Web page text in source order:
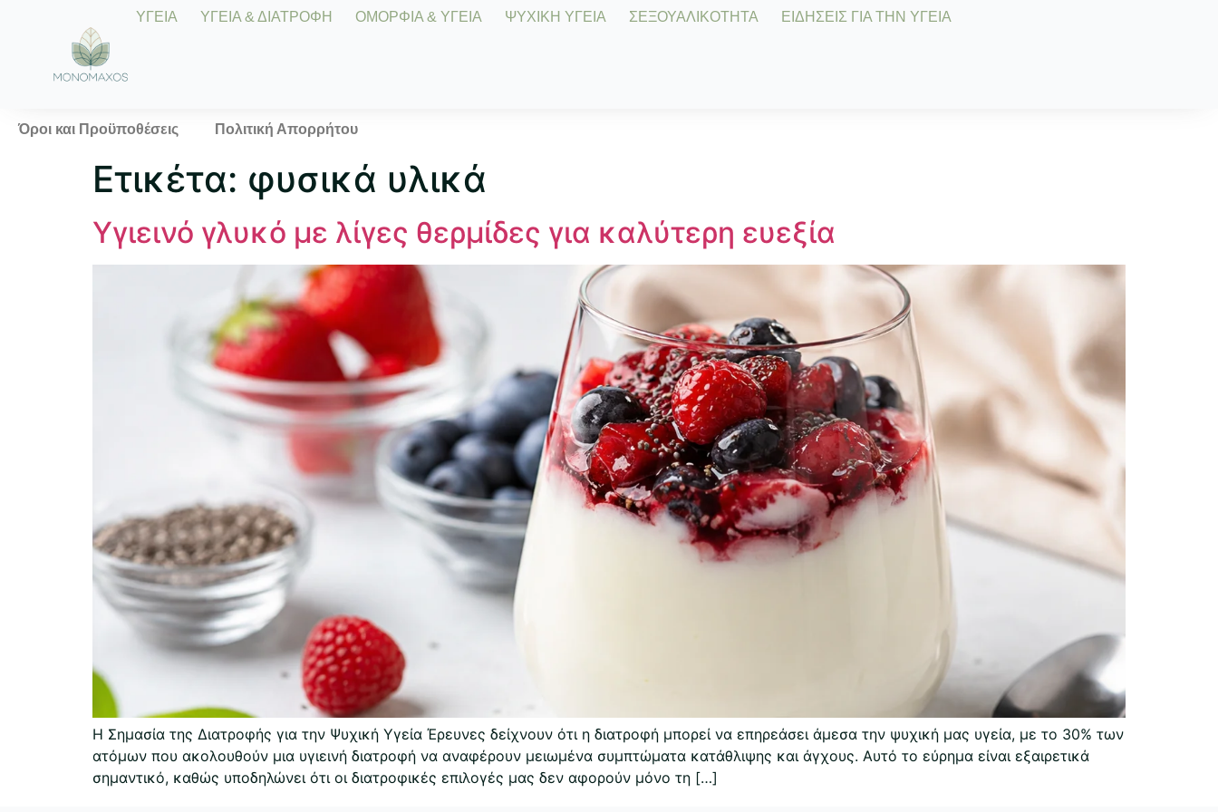
ΥΓΕΙΑ ΥΓΕΙΑ & ΔΙΑΤΡΟΦΗ ΟΜΟΡΦΙΑ & ΥΓΕΙΑ ΨΥΧΙΚΗ ΥΓΕΙΑ ΣΕΞΟΥΑΛΙΚΟΤΗΤΑ ΕΙΔΗΣΕΙΣ ΓΙΑ ΤΗΝ ΥΓΕΙΑ
Όροι και Προϋποθέσεις Πολιτική Απορρήτου
Ετικέτα: φυσικά υλικά
Υγιεινό γλυκό με λίγες θερμίδες για καλύτερη ευεξία
Η Σημασία της Διατροφής για την Ψυχική Υγεία Έρευνες δείχνουν ότι η διατροφή μπορεί να επηρεάσει άμεσα την ψυχική μας υγεία, με το 30% των
ατόμων που ακολουθούν μια υγιεινή διατροφή να αναφέρουν μειωμένα συμπτώματα κατάθλιψης και άγχους. Αυτό το εύρημα είναι εξαιρετικά
σημαντικό, καθώς υποδηλώνει ότι οι διατροφικές επιλογές μας δεν αφορούν μόνο τη […]